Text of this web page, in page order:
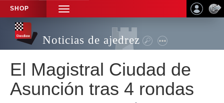
SHOP
TOGGLE
NAVIGATION
Noticias de ajedrez
El Magistral Ciudad de
Asunción tras 4 rondas